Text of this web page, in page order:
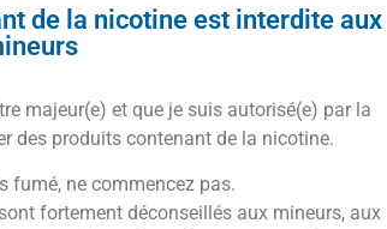
sublimé par une
voyager à travers les
le mondes des
e-
arômes frais et fruités
évidemment la sensation
de la nicotine est interdite aux
majeur(e) et que je suis autorisé(e) par la
des produits contenant de la nicotine.
fumé, ne commencez pas.
fortement déconseillés aux mineurs, aux